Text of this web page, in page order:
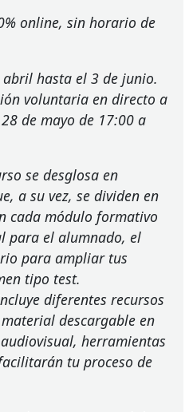
online, sin horario de
abril hasta el 3 de junio.
voluntaria en directo a
de mayo de 17:00 a
se desglosa en
a su vez, se dividen en
cada módulo formativo
para el alumnado, el
para ampliar tus
tipo test.
diferentes recursos
descargable en
herramientas
tu proceso de